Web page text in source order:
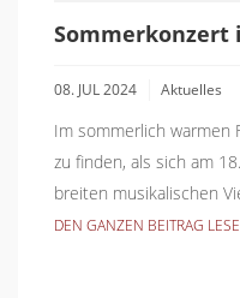
Sommerkonzert
08. JUL 2024 Aktuelles
Im sommerlich warmen
zu finden, als sich am
breiten musikalischen
DEN GANZEN BEITRAG